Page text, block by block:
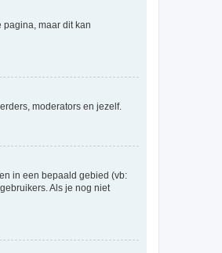
maar dit kan
moderators en jezelf.
in een bepaald gebied (vb:
Als je nog niet